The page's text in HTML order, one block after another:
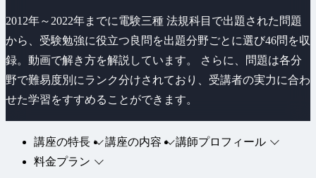
2012年～2022年までに電験三種 法規科目で出題された問題
から、受験勉強に役立つ良問を出題分野ごとに選び46問を収
録。動画で解き方を解説しています。 さらに、問題は各分
野で難易度別にランク分けされており、受講者の実力に合わ
せた学習をすすめることができます。
講座の特長 講座の内容
講師プロフィール
料金プラン